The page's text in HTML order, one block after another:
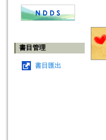
書目管理
書目匯出